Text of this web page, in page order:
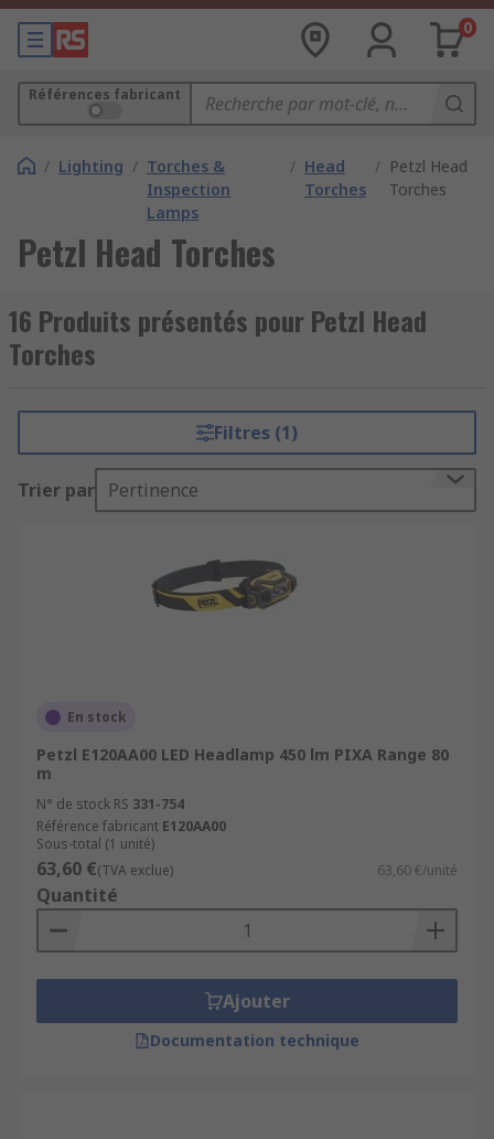
0
Références fabricant
/ Lighting / Torches &
Inspection
Lamps
/ Head
Torches
/ Petzl Head
Torches
Petzl Head Torches
16 Produits présentés pour Petzl Head
Torches
Filtres (1)
Trier par Pertinence
En stock
Petzl E120AA00 LED Headlamp 450 lm PIXA Range 80
m
N° de stock RS 331-754
Référence fabricant E120AA00
Sous-total (1 unité)
63,60 €(TVA exclue) 63,60 €/unité
Quantité
Ajouter
Documentation technique